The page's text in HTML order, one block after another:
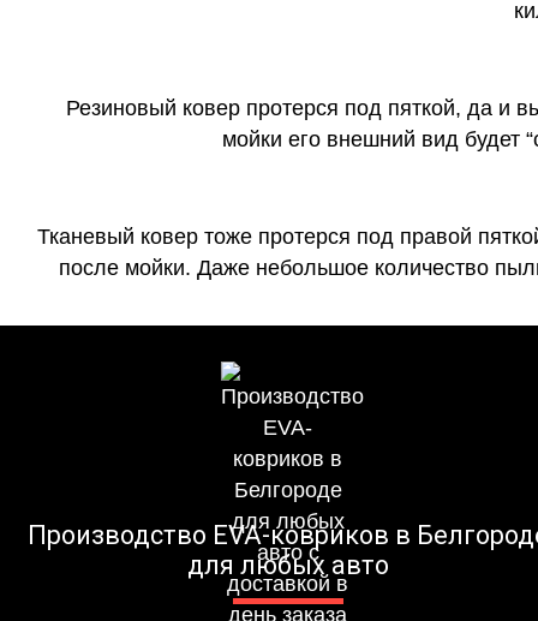
Резиновый ковер протерся под пяткой, да и
мойки его внешний вид будет
Тканевый ковер тоже протерся под правой
после мойки. Даже небольшое количество
Производство EVA-ковриков в
для любых авто